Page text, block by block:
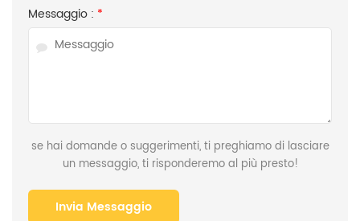
Messaggio : *
se hai domande o suggerimenti, ti preghiamo di lasciare
un messaggio, ti risponderemo al più presto!